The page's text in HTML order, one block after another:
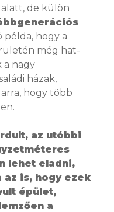
de külön
példa, hogy a
még hat-
a nagy
házak,
hogy több
az utóbbi
lehet eladni,
is, hogy ezek
épület,
a